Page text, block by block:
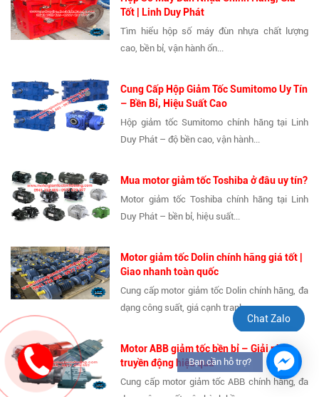
Tốt | Linh Duy Phát
Tìm hiểu hộp số máy đùn nhựa chất lượng
cao, bền bỉ, vận hành ổn...
Cung Cấp Hộp Giảm Tốc Sumitomo Uy Tín
– Bền Bỉ, Hiệu Suất Cao
Hộp giảm tốc Sumitomo chính hãng tại Linh
Duy Phát – độ bền cao, vận hành...
Mua motor giảm tốc Toshiba ở đâu uy tín?
Motor giảm tốc Toshiba chính hãng tại Linh
Duy Phát – bền bỉ, hiệu suất...
Motor giảm tốc Dolin chính hãng giá tốt |
Giao nhanh toàn quốc
Cung cấp motor giảm tốc Dolin chính hãng, đa
dạng công suất, giá cạnh tranh....
Motor ABB giảm tốc bền bỉ – Giải pháp
truyền động hiệu quả
Cung cấp motor giảm tốc ABB chính hãng, đa
Chat Zalo
Bạn cần hỗ trợ?